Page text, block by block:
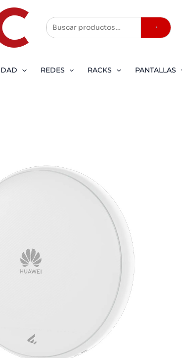
REDES RACKS PANTALLAS